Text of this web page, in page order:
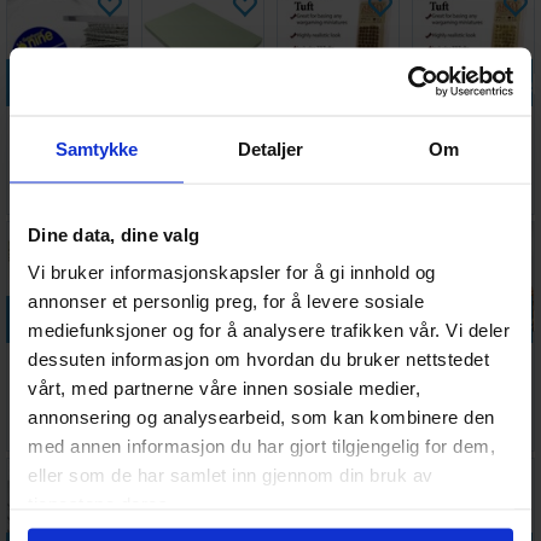
Samtykke Detaljer Om
Dine data, dine valg
Vi bruker informasjonskapsler for å gi innhold og
annonser et personlig preg, for å levere sosiale
mediefunksjoner og for å analysere trafikken vår. Vi deler
dessuten informasjon om hvordan du bruker nettstedet
vårt, med partnerne våre innen sosiale medier,
annonsering og analysearbeid, som kan kombinere den
med annen informasjon du har gjort tilgjengelig for dem,
eller som de har samlet inn gjennom din bruk av
Scenics
Barbed Wire
Antall på
Foam 20mm
Legg i handlekurven
Scorched Tuft
Legg i
Winter Tuft
Legg i handlekurven
Cosclay Doll
Sculpting Clay
Warm Beige
409,- Antall på
Legg i handlekurven
Army Painter
Jungle Tuft
98,- Antall på
lager: 13
Legg i handlekurven
Sculpting Craft
Wire (2mm)
10 meter
99,- Antall på
lager:
Legg i
Basing Cork
200ml
99,-Ventes inn
21.08.2026